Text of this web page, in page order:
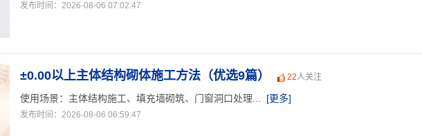
发布时间：2026-08-06 07:02:47
±0.00以上主体结构砌体施工方法（优选9篇） 22人关注
使用场景：主体结构施工、填充墙砌筑、门窗洞口处理... [更多]
发布时间：2026-08-06 06:59:47